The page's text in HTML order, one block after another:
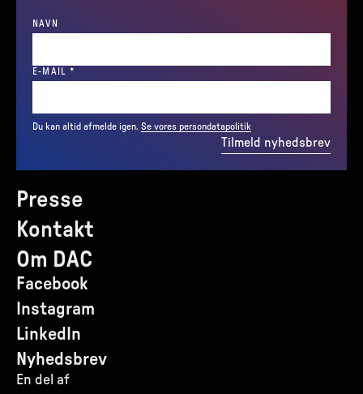
Presse
Kontakt
Om DAC
Facebook
Instagram
LinkedIn
Nyhedsbrev
En del af
NAVN
E-MAIL *
Du kan altid afmelde igen. Se vores persondatapolitik
Tilmeld nyhedsbrev